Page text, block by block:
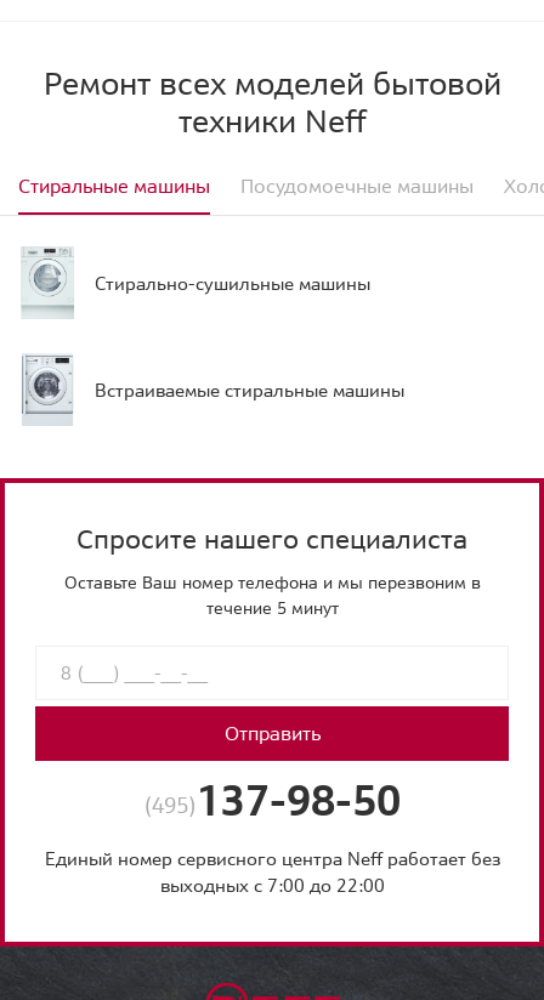
Ремонт всех моделей бытовой
техники Neff
Стиральные машины Посудомоечные машины
Стирально-сушильные машины
Встраиваемые стиральные машины
Спросите нашего специалиста
Оставьте Ваш номер телефона и мы перезвоним в
течение 5 минут
Отправить
(495) 137-98-50
Единый номер сервисного центра Neff работает без
выходных с 7:00 до 22:00